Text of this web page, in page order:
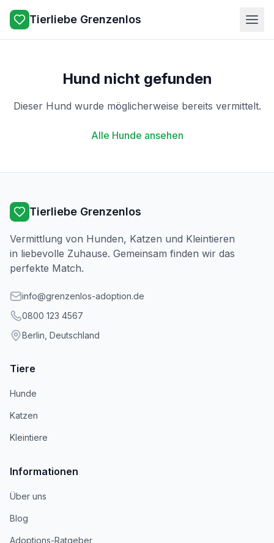
Tierliebe Grenzenlos
Hund nicht gefunden
Dieser Hund wurde möglicherweise bereits vermittelt.
Alle Hunde ansehen
Tierliebe Grenzenlos
Vermittlung von Hunden, Katzen und Kleintieren
in liebevolle Zuhause. Gemeinsam finden wir das
perfekte Match.
info@grenzenlos-adoption.de
0800 123 4567
Berlin, Deutschland
Tiere
Hunde
Katzen
Kleintiere
Informationen
Über uns
Blog
Adoptions-Ratgeber